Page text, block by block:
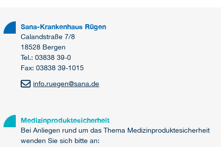
Sana-Krankenhaus Rügen
Calandstraße 7/8
18528 Bergen
Tel.: 03838 39-0
Fax: 03838 39-1015
info.ruegen@sana.de
Medizinproduktesicherheit
Bei Anliegen rund um das Thema Medizinproduktesicherheit
wenden Sie sich bitte an: